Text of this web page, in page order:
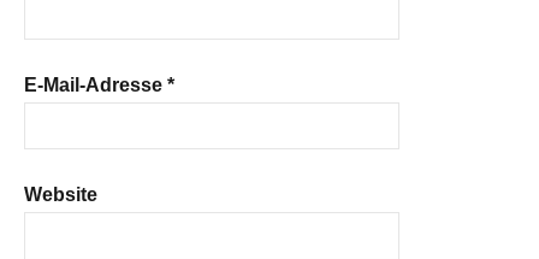
E-Mail-Adresse *
Website